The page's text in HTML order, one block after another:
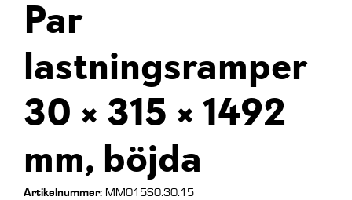
Par
lastningsramper
30 × 315 × 1492
mm, böjda
Artikelnummer:MM015S0.30.15